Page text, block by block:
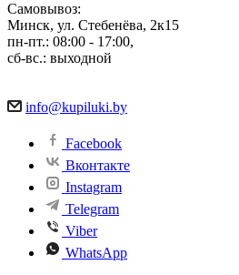
Самовывоз:
Минск, ул. Стебенёва, 2к15
пн-пт.: 08:00 - 17:00,
сб-вс.: выходной
info@kupiluki.by
Facebook
Вконтакте
Instagram
Telegram
Viber
WhatsApp